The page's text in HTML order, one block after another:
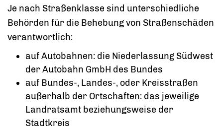
Je nach Straßenklasse sind unterschiedliche
Behörden für die Behebung von Straßenschäden
verantwortlich:
auf Autobahnen: die Niederlassung Südwest
der Autobahn GmbH des Bundes
auf Bundes-, Landes-, oder Kreisstraßen
außerhalb der Ortschaften: das jeweilige
Landratsamt beziehungsweise der
Stadtkreis